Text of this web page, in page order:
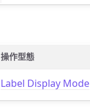
操作型態
Label Display Mode